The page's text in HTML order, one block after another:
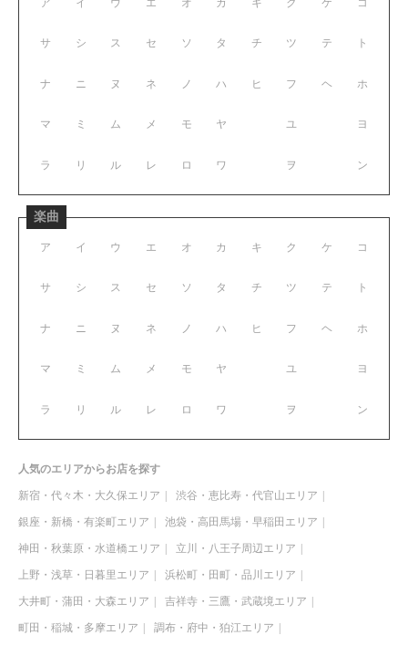
ア イ ウ エ オ
サ シ ス セ ソ
ナ ニ ヌ ネ ノ
マ ミ ム メ モ
ラ リ ル レ ロ
カ キ ク ケ コ
タ チ ツ テ ト
ハ ヒ フ ヘ ホ
ヤ ユ ヨ
ワ ヲ ン
楽曲
ア イ ウ エ オ
サ シ ス セ ソ
ナ ニ ヌ ネ ノ
マ ミ ム メ モ
ラ リ ル レ ロ
カ キ ク ケ コ
タ チ ツ テ ト
ハ ヒ フ ヘ ホ
ヤ ユ ヨ
ワ ヲ ン
人気のエリアからお店を探す
新宿・代々木・大久保エリア 渋谷・恵比寿・代官山エリア
銀座・新橋・有楽町エリア 池袋・高田馬場・早稲田エリア
神田・秋葉原・水道橋エリア 立川・八王子周辺エリア
上野・浅草・日暮里エリア 浜松町・田町・品川エリア
大井町・蒲田・大森エリア 吉祥寺・三鷹・武蔵境エリア
町田・稲城・多摩エリア 調布・府中・狛江エリア